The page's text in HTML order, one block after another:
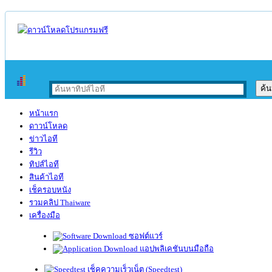
หน้าแรก
ดาวน์โหลด
ข่าวไอที
รีวิว
ทิปส์ไอที
สินค้าไอที
เช็ครอบหนัง
รวมคลิป Thaiware
เครื่องมือ
ซอฟต์แวร์
แอปพลิเคชันบนมือถือ
เช็คความเร็วเน็ต (Speedtest)